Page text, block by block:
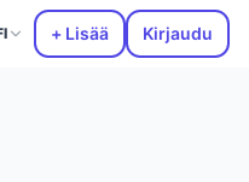
+ Lisää Kirjaudu